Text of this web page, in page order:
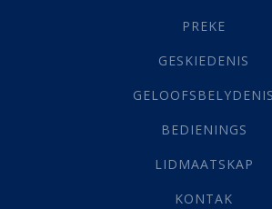
(21)
Grys Areas(4)
Lewensdoel(3)
Selfondersoek(1)
Werk(22)
(142)
PREKE
GESKIEDENIS
GELOOFSBELYDENIS
BEDIENINGS
LIDMAATSKAP
KONTAK